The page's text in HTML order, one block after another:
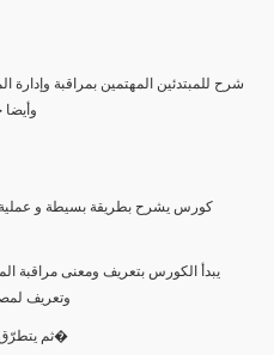
شرح للمبتدئين المهتمين بمراقبة
كورس يشرح بطريقة بسيطة و عملية
يبدأ الكورس بتعريف ومعنى مراقبة
وتعريف
ثم يتطرّق الكورس للجزء الأساسي و هوا شرح لمها�